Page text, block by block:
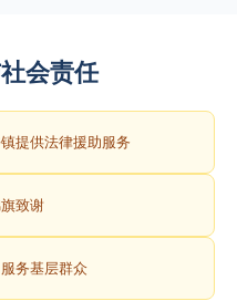
会责任
提供法律援助服务
致谢
务基层群众